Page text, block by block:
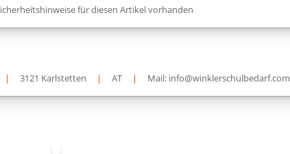
für diesen Artikel vorhanden
| 3121 Karlstetten | AT | Mail: info@winklerschulbedarf.com